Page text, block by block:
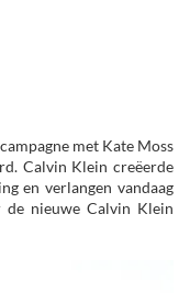
met Kate Moss
Calvin Klein creëerde
en verlangen vandaag
nieuwe Calvin Klein